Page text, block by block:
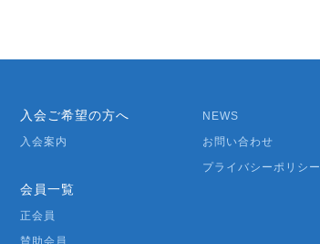
入会ご希望の方へ
入会案内
会員一覧
正会員
賛助会員
NEWS
お問い合わせ
プライバシーポリシー